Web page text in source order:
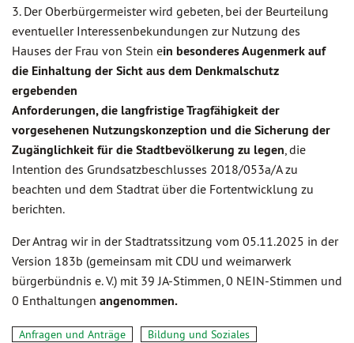
3. Der Oberbürgermeister wird gebeten, bei der Beurteilung
eventueller Interessenbekundungen zur Nutzung des
Hauses der Frau von Stein ein besonderes Augenmerk auf
die Einhaltung der Sicht aus dem Denkmalschutz
ergebenden
Anforderungen, die langfristige Tragfähigkeit der
vorgesehenen Nutzungskonzeption und die Sicherung der
Zugänglichkeit für die Stadtbevölkerung zu legen, die
Intention des Grundsatzbeschlusses 2018/053a/A zu
beachten und dem Stadtrat über die Fortentwicklung zu
berichten.
Der Antrag wir in der Stadtratssitzung vom 05.11.2025 in der
Version 183b (gemeinsam mit CDU und weimarwerk
bürgerbündnis e. V.) mit 39 JA-Stimmen, 0 NEIN-Stimmen und
0 Enthaltungen angenommen.
Anfragen und Anträge
Bildung und Soziales